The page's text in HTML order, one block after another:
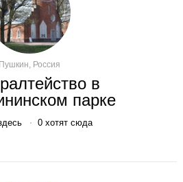
Пушкин, Россия
в
парке
0 хотят сюда